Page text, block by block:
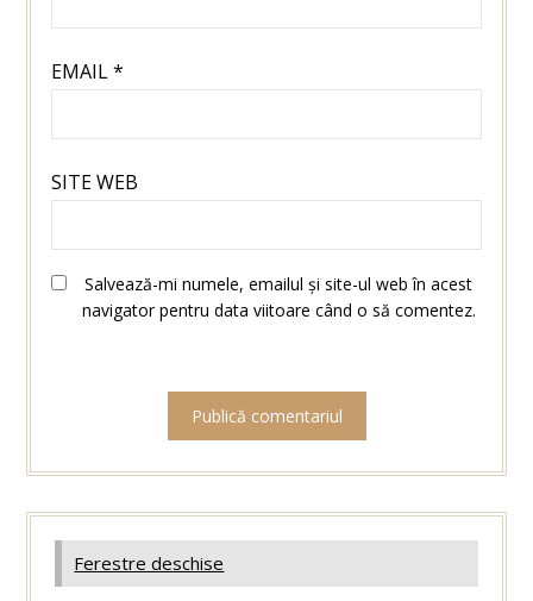
EMAIL*
SITE WEB
Salvează-mi numele, emailul și site-ul web în acest
navigator pentru data viitoare când o să comentez.
Ferestre deschise